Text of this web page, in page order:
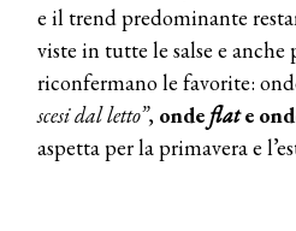
e il trend predominante
viste in tutte le salse e
riconfermano le favorite:
scesi dal letto”, onde flate
aspetta per la primavera e